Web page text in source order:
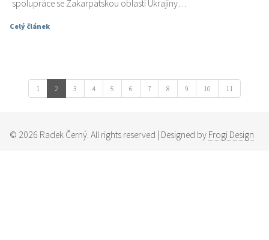
spolupráce se Zakarpatskou oblastí Ukrajiny…
Celý článek
1 2 3 4 5 6 7 8 9 10 11
© 2026 Radek Černý. All rights reserved | Designed by Frogi Design